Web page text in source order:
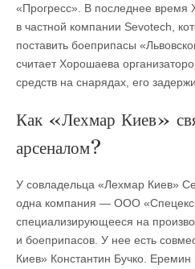
«Прогресс». В последнее время
в частной компании Sevotech,
поставить боеприпасы
считает Хорошаева
средств на снарядах, его
Как «Лехмар Киев»
арсеналом?
У совладельца «Лехмар Киев»
одна компания — ООО
специализирующееся на
и боеприпасов. У нее есть
Киев» Константин Бучко.